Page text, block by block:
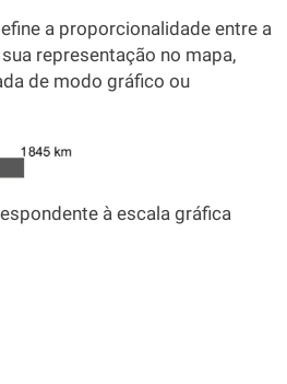
a proporcionalidade entre a
representação no mapa,
de modo gráfico ou
à escala gráfica